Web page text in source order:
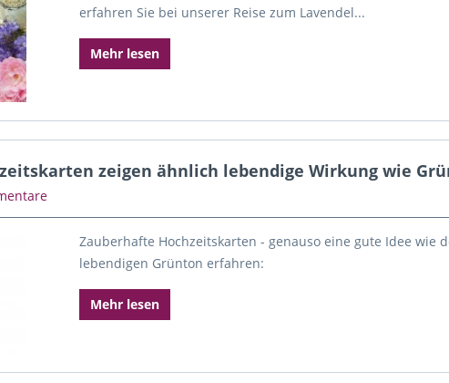
erfahren Sie bei unserer Reise zum Lavendel...
Mehr lesen
zeigen ähnlich lebendige Wirkung wie
Zauberhafte Hochzeitskarten - genauso eine gute Idee wie
lebendigen Grünton erfahren:
Mehr lesen